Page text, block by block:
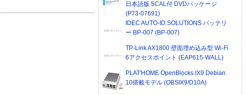
日本語版 5CAL付 DVDパッケージ
(P73-07691)
IDEC AUTO-ID SOLUTIONS バッテリ
ー BP-007 (BP-007)
TP-Link AX1800 壁面埋め込み型 Wi-Fi
6アクセスポイント (EAP615-WALL)
PLAT'HOME OpenBlocks IX9 Debian
10搭載モデル (OBSIX9/D10A)